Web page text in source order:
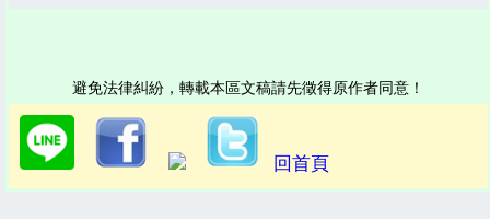
避免法律糾紛，轉載本區文稿請先徵得原作者同意！
回首頁